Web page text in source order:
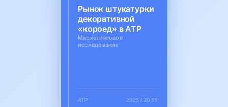
Рынок штукатурки
декоративной
«короед» в АТР
Маркетинговое
исследование
АТР 2025 / 2035